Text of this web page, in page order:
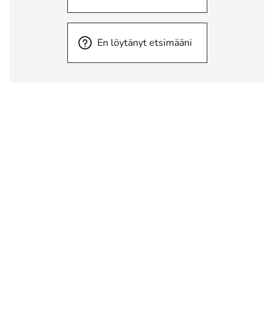
En löytänyt etsimääni